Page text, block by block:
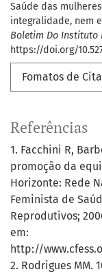
Saúde das
integralidade, nem
Boletim Do Instituto
https://doi.org/
Fomatos de
Referências
1. Facchini R,
promoção da
Horizonte: Rede
Feminista de
Reprodutivos;
em:
http://
2. Rodrigues MM.